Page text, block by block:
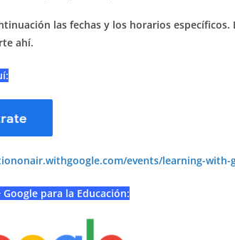
las fechas y los horarios específicos.
ahí.
events/learning-with-
para la Educación: